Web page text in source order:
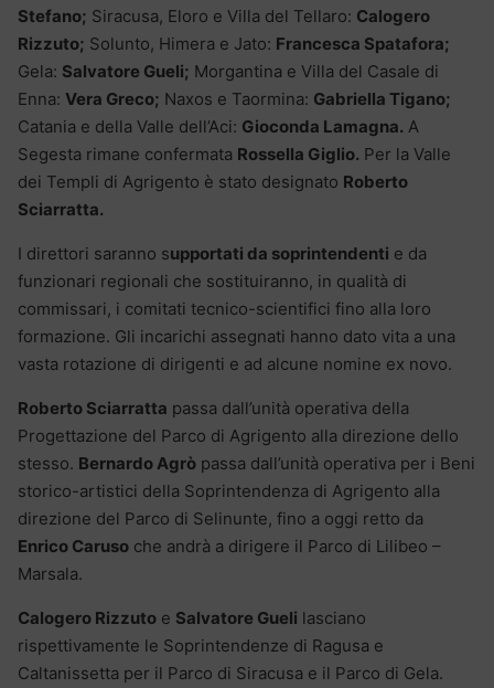
Stefano; Siracusa, Eloro e Villa del Tellaro: Calogero
Rizzuto; Solunto, Himera e Jato: Francesca Spatafora;
Gela: Salvatore Gueli; Morgantina e Villa del Casale di
Enna: Vera Greco; Naxos e Taormina: Gabriella Tigano;
Catania e della Valle dell’Aci: Gioconda Lamagna. A
Segesta rimane confermata Rossella Giglio. Per la Valle
dei Templi di Agrigento è stato designato Roberto
Sciarratta.
I direttori saranno supportati da soprintendenti e da
funzionari regionali che sostituiranno, in qualità di
commissari, i comitati tecnico-scientifici fino alla loro
formazione. Gli incarichi assegnati hanno dato vita a una
vasta rotazione di dirigenti e ad alcune nomine ex novo.
Roberto Sciarratta passa dall’unità operativa della
Progettazione del Parco di Agrigento alla direzione dello
stesso. Bernardo Agrò passa dall’unità operativa per i Beni
storico-artistici della Soprintendenza di Agrigento alla
direzione del Parco di Selinunte, fino a oggi retto da
Enrico Caruso che andrà a dirigere il Parco di Lilibeo –
Marsala.
Calogero Rizzuto e Salvatore Gueli lasciano
rispettivamente le Soprintendenze di Ragusa e
Caltanissetta per il Parco di Siracusa e il Parco di Gela.